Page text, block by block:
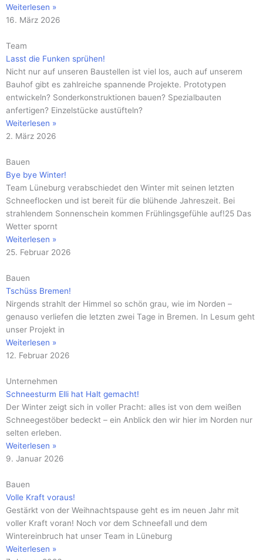
Weiterlesen »
16. März 2026
Team
Lasst die Funken sprühen!
Nicht nur auf unseren Baustellen ist viel los, auch auf unserem
Bauhof gibt es zahlreiche spannende Projekte. Prototypen
entwickeln? Sonderkonstruktionen bauen? Spezialbauten
anfertigen? Einzelstücke austüfteln?
Weiterlesen »
2. März 2026
Bauen
Bye bye Winter!
Team Lüneburg verabschiedet den Winter mit seinen letzten
Schneeflocken und ist bereit für die blühende Jahreszeit. Bei
strahlendem Sonnenschein kommen Frühlingsgefühle auf!25 Das
Wetter spornt
Weiterlesen »
25. Februar 2026
Bauen
Tschüss Bremen!
Nirgends strahlt der Himmel so schön grau, wie im Norden –
genauso verliefen die letzten zwei Tage in Bremen. In Lesum geht
unser Projekt in
Weiterlesen »
12. Februar 2026
Unternehmen
Schneesturm Elli hat Halt gemacht!
Der Winter zeigt sich in voller Pracht: alles ist von dem weißen
Schneegestöber bedeckt – ein Anblick den wir hier im Norden nur
selten erleben.
Weiterlesen »
9. Januar 2026
Bauen
Volle Kraft voraus!
Gestärkt von der Weihnachtspause geht es im neuen Jahr mit
voller Kraft voran! Noch vor dem Schneefall und dem
Wintereinbruch hat unser Team in Lüneburg
Weiterlesen »